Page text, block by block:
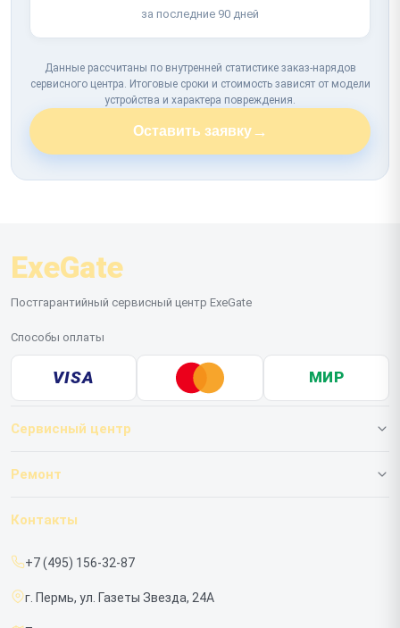
за последние 90 дней
Данные рассчитаны по внутренней статистике заказ-нарядов
сервисного центра. Итоговые сроки и стоимость зависят от модели
устройства и характера повреждения.
Оставить заявку→
ExeGate
Постгарантийный сервисный центр ExeGate
Способы оплаты
VISA МИР
Сервисный центр
О нашем сервисе
Срочный ремонт
Доставка и способы оплаты
Ремонт
ИБП
Контакты
+7 (495) 156-32-87
г. Пермь, ул. Газеты Звезда, 24А